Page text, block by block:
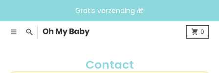
Meteen naar de contentGratis verzending 🎁
MenuZoeken 0
Contact